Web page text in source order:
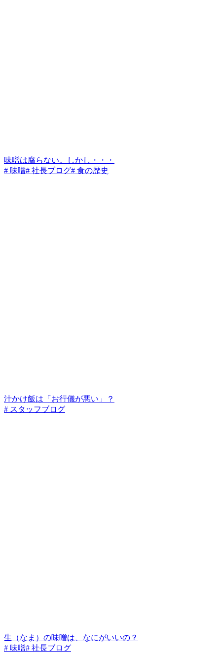
味噌は腐らない。しかし・・・
# 味噌# 社長ブログ# 食の歴史
汁かけ飯は「お行儀が悪い」？
# スタッフブログ
生（なま）の味噌は、なにがいいの？
# 味噌# 社長ブログ